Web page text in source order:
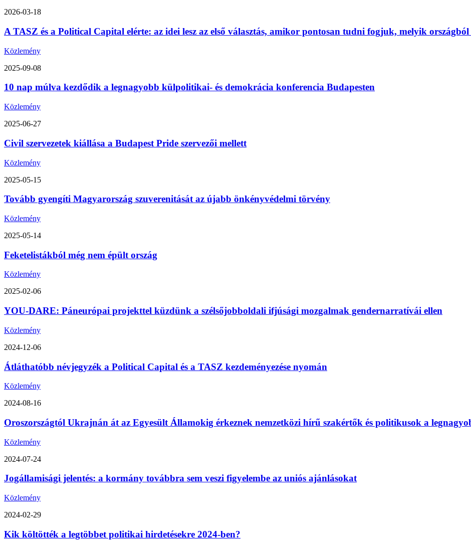
2026-03-18
A TASZ és a Political Capital elérte: az idei lesz az első választás, amikor pontosan tudni fogjuk, melyik országból
Közlemény
2025-09-08
10 nap múlva kezdődik a legnagyobb külpolitikai- és demokrácia konferencia Budapesten
Közlemény
2025-06-27
Civil szervezetek kiállása a Budapest Pride szervezői mellett
Közlemény
2025-05-15
Tovább gyengíti Magyarország szuverenitását az újabb önkényvédelmi törvény
Közlemény
2025-05-14
Feketelistákból még nem épült ország
Közlemény
2025-02-06
YOU-DARE: Páneurópai projekttel küzdünk a szélsőjobboldali ifjúsági mozgalmak gendernarratívái ellen
Közlemény
2024-12-06
Átláthatóbb névjegyzék a Political Capital és a TASZ kezdeményezése nyomán
Közlemény
2024-08-16
Oroszországtól Ukrajnán át az Egyesült Államokig érkeznek nemzetközi hírű szakértők és politikusok a
Közlemény
2024-07-24
Jogállamisági jelentés: a kormány továbbra sem veszi figyelembe az uniós ajánlásokat
Közlemény
2024-02-29
Kik költötték a legtöbbet politikai hirdetésekre 2024-ben?